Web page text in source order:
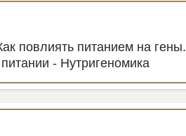
повлиять питанием на гены.
- Нутригеномика